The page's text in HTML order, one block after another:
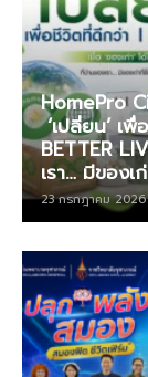
HomePro
‘เปลี่ยน’ เ
BETTER
เรา… มีของ
23 กรกฎาคม 2026